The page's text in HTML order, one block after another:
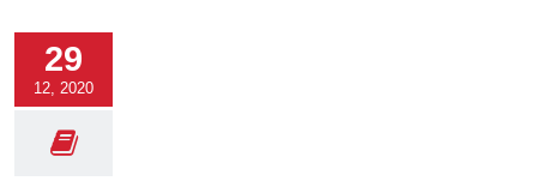
29
12, 2020